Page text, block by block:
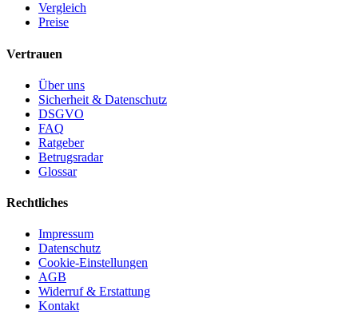
Vergleich
Preise
Vertrauen
Über uns
Sicherheit & Datenschutz
DSGVO
FAQ
Ratgeber
Betrugsradar
Glossar
Rechtliches
Impressum
Datenschutz
Cookie-Einstellungen
AGB
Widerruf & Erstattung
Kontakt